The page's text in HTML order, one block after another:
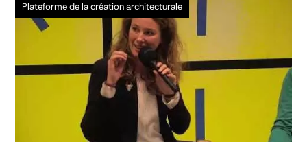
Plateforme de la création architecturale